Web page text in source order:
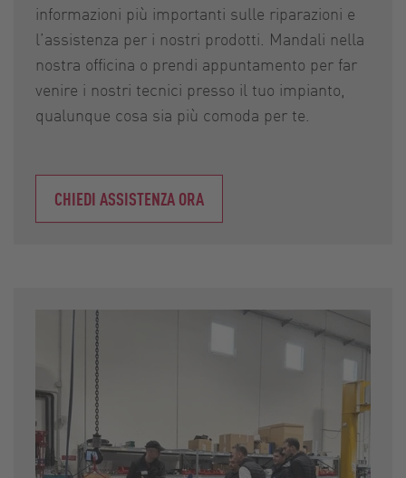
informazioni più importanti sulle riparazioni e
l’assistenza per i nostri prodotti. Mandali nella
nostra officina o prendi appuntamento per far
venire i nostri tecnici presso il tuo impianto,
qualunque cosa sia più comoda per te.
CHIEDI ASSISTENZA ORA